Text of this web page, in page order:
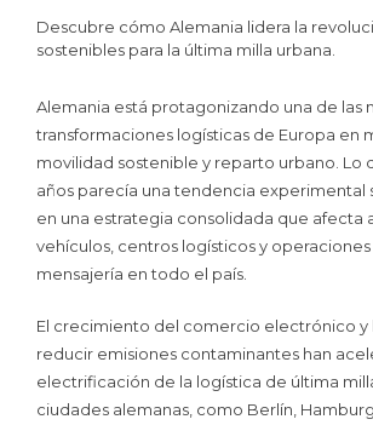
Descubre cómo Alemania lidera la
sostenibles para la última milla urbana.
Alemania está protagonizando una de las
transformaciones logísticas de Europa en
movilidad sostenible y reparto urbano. Lo
años parecía una tendencia experimental
en una estrategia consolidada que afecta
vehículos, centros logísticos y operaciones
mensajería en todo el país.
El crecimiento del comercio electrónico y
reducir emisiones contaminantes han
electrificación de la logística de última
ciudades alemanas, como Berlín,